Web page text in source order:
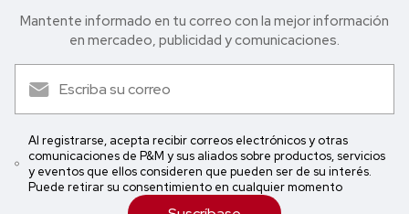
Mantente informado en tu correo con la mejor in formación
en mercadeo, publicidad y comunicaciones.
Al registrarse, acepta recibir correos electrónicos y otras
comunicaciones de P&M y sus aliados sobre productos, servicios
y eventos que ellos consideren que pueden ser de su interés.
Puede retirar su consentimiento en cualquier momento